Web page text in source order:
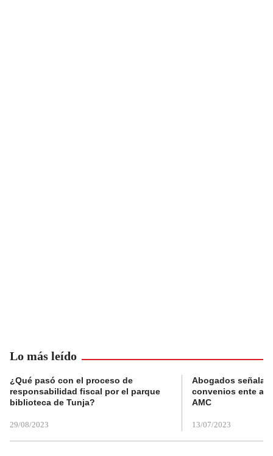
Lo más leído
¿Qué pasó con el proceso de
responsabilidad fiscal por el parque
biblioteca de Tunja?
29/08/2023
Abogados
convenios ente
AMC
13/07/2023